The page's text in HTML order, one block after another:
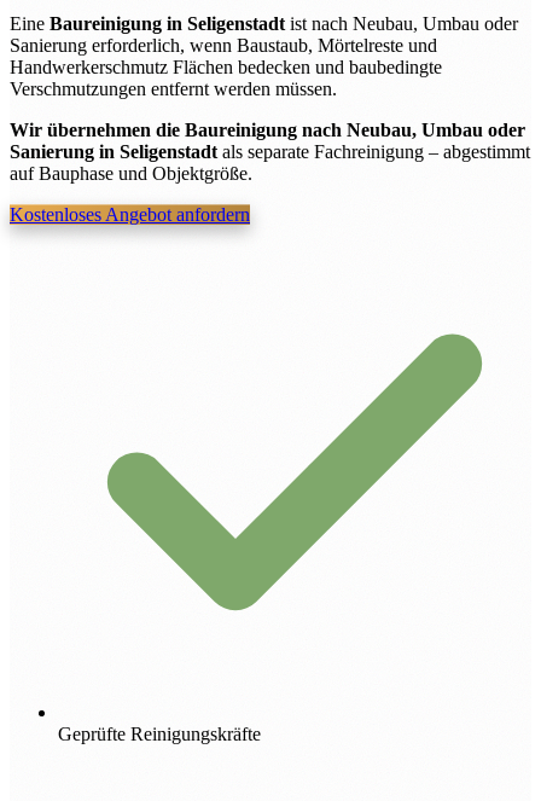
Eine Baureinigung in Seligenstadt ist nach Neubau, Umbau oder
Sanierung erforderlich, wenn Baustaub, Mörtelreste und
Handwerkerschmutz Flächen bedecken und baubedingte
Verschmutzungen entfernt werden müssen.
Wir übernehmen die Baureinigung nach Neubau, Umbau oder
Sanierung in Seligenstadt als separate Fachreinigung – abgestimmt
auf Bauphase und Objektgröße.
Kostenloses Angebot anfordern
Geprüfte Reinigungskräfte